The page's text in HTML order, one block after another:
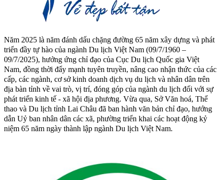
Năm 2025 là năm đánh dấu chặng đường 65 năm xây dựng và phát
triển đầy tự hào của ngành Du lịch Việt Nam (09/7/1960 –
09/7/2025), hưởng ứng chỉ đạo của Cục Du lịch Quốc gia Việt
Nam, đồng thời đẩy mạnh tuyên truyền, nâng cao nhận thức của các
cấp, các ngành, cơ sở kinh doanh dịch vụ du lịch và nhân dân trên
địa bàn tỉnh về vai trò, vị trí, đóng góp của ngành du lịch đối với sự
phát triển kinh tế - xã hội địa phương. Vừa qua, Sở Văn hoá, Thể
thao và Du lịch tỉnh Lai Châu đã ban hành văn bản chỉ đạo, hướng
dẫn Uỷ ban nhân dân các xã, phường triển khai các hoạt động kỷ
niệm 65 năm ngày thành lập ngành Du lịch Việt Nam.